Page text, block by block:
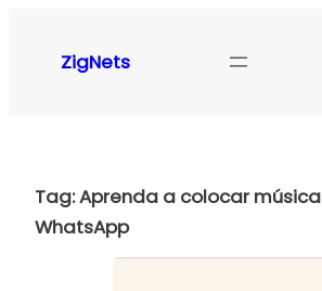
ZigNets
Tag:Aprenda a colocar
WhatsApp